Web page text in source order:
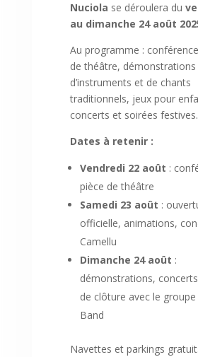
Nuciola se déroulera du
au dimanche 24 août
Au programme :
de théâtre, démonstrations
d’instruments et de chants
traditionnels, jeux pour
concerts et soirées festives.
Dates à retenir :
Vendredi 22 août :
pièce de théâtre
Samedi 23 août :
officielle, animations,
Camellu
Dimanche 24 août :
démonstrations,
de clôture avec le groupe
Band
Navettes et parkings